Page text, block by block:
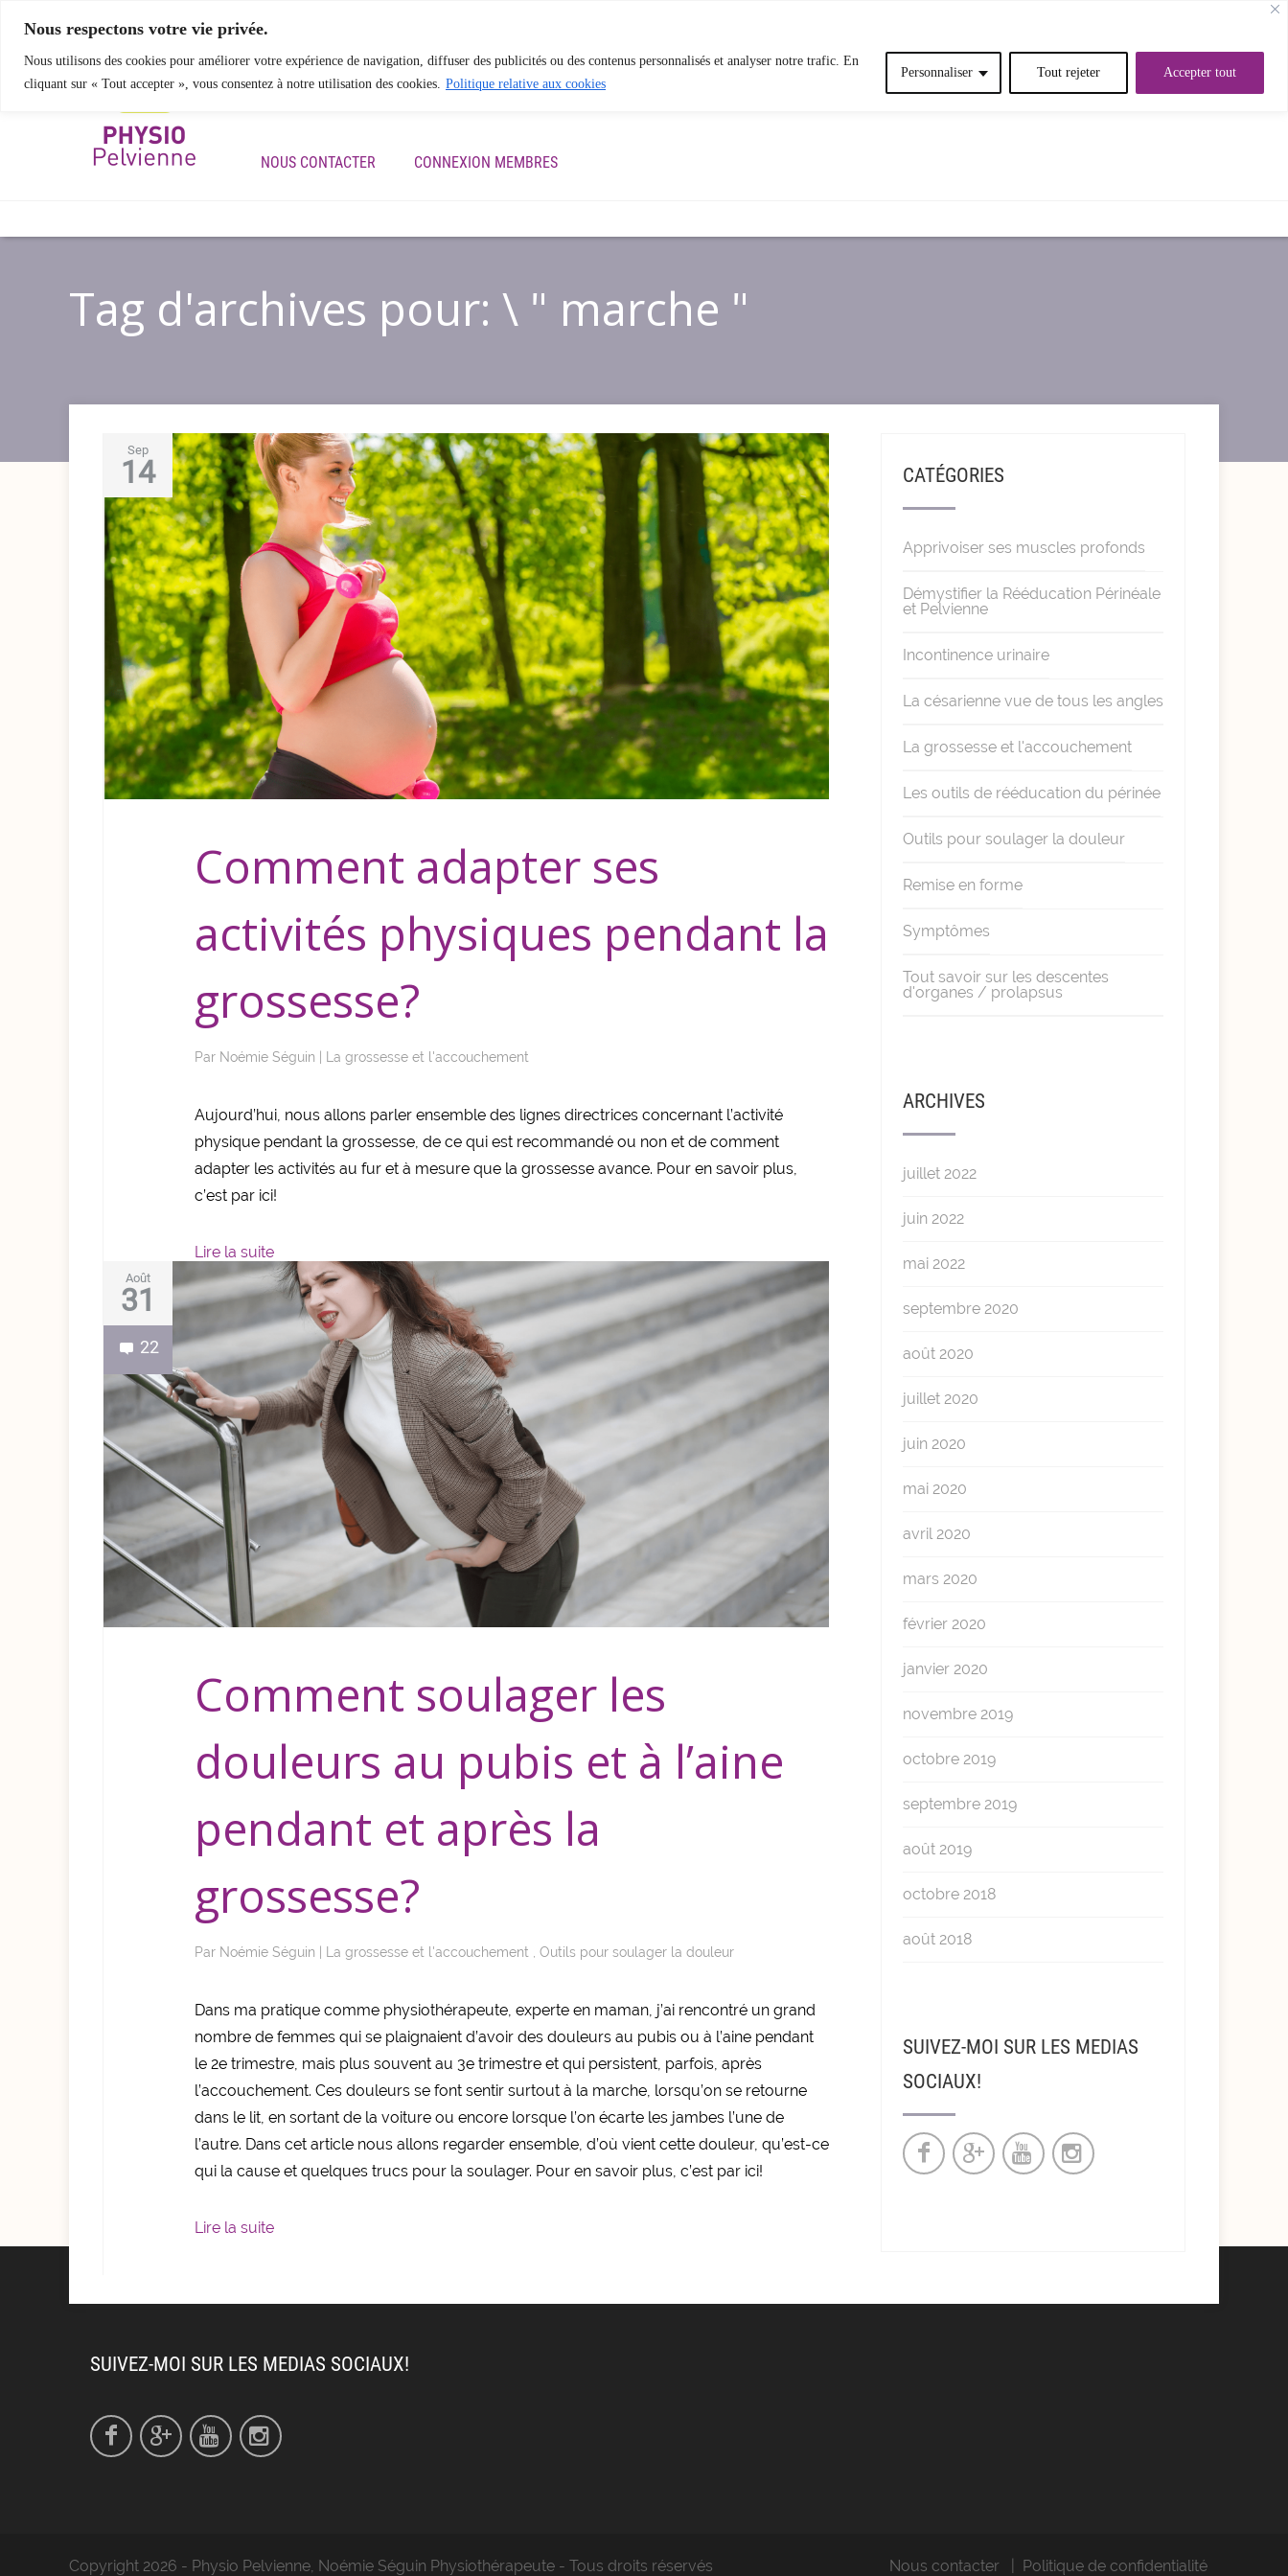
Nous respectons votre vie privée.
Nous utilisons des cookies pour améliorer votre expérience de navigation, diffuser des publicités ou des contenus personnalisés et analyser notre trafic. En
cliquant sur « Tout accepter », vous consentez à notre utilisation des cookies. Politique relative aux cookies
Personnaliser Tout rejeter Accepter tout
NOUS CONTACTER CONNEXION MEMBRES
Tag d'archives pour: \ " marche "
Sep
14
Comment adapter ses
activités physiques pendant la
grossesse?
Par Noémie Séguin La grossesse et l'accouchement
Aujourd’hui, nous allons parler ensemble des lignes directrices concernant l’activité
physique pendant la grossesse, de ce qui est recommandé ou non et de comment
adapter les activités au fur et à mesure que la grossesse avance. Pour en savoir plus,
c’est par ici!
Lire la suite
Août
31
22
Comment soulager les
douleurs au pubis et à l’aine
pendant et après la
grossesse?
Par Noémie Séguin La grossesse et l'accouchement Outils pour soulager la douleur
Dans ma pratique comme physiothérapeute, experte en maman, j’ai rencontré un grand
nombre de femmes qui se plaignaient d’avoir des douleurs au pubis ou à l’aine pendant
le 2e trimestre, mais plus souvent au 3e trimestre et qui persistent, parfois, après
l’accouchement. Ces douleurs se font sentir surtout à la marche, lorsqu’on se retourne
dans le lit, en sortant de la voiture ou encore lorsque l’on écarte les jambes l’une de
l’autre. Dans cet article nous allons regarder ensemble, d’où vient cette douleur, qu’est-ce
qui la cause et quelques trucs pour la soulager. Pour en savoir plus, c’est par ici!
Lire la suite
CATÉGORIES
Apprivoiser ses muscles profonds
Démystifier la Rééducation Périnéale
et Pelvienne
Incontinence urinaire
La césarienne vue de tous les angles
La grossesse et l'accouchement
Les outils de rééducation du périnée
Outils pour soulager la douleur
Remise en forme
Symptômes
Tout savoir sur les descentes
d'organes / prolapsus
ARCHIVES
juillet 2022
juin 2022
mai 2022
septembre 2020
août 2020
juillet 2020
juin 2020
mai 2020
avril 2020
mars 2020
février 2020
janvier 2020
novembre 2019
octobre 2019
septembre 2019
août 2019
octobre 2018
août 2018
SUIVEZ-MOI SUR LES MEDIAS
SOCIAUX!
SUIVEZ-MOI SUR LES MEDIAS SOCIAUX!
Copyright 2026 - Physio Pelvienne, Noémie Séguin Physiothérapeute - Tous droits réservés Nous contacter Politique de confidentialité